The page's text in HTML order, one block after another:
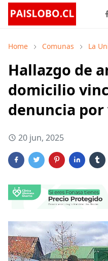
Home Comunas La
Hallazgo de
domicilio
denuncia
20 jun, 2025